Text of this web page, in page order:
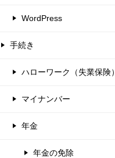
WordPress
手続き
ハローワーク（失業保険）
マイナンバー
年金
年金の免除